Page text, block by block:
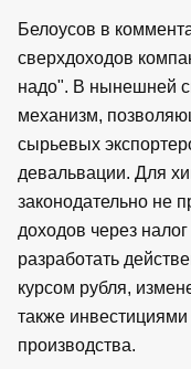
Белоусов в
сверхдоходов
надо". В нынешней
механизм,
сырьевых
девальвации. Для
законодательно не
доходов через
разработать
курсом рубля,
также
производства.